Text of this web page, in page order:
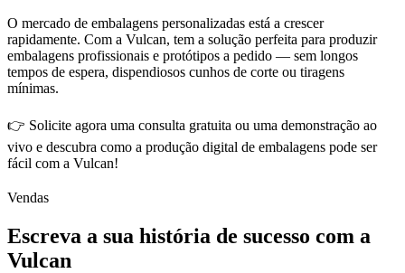
O mercado de embalagens personalizadas está a crescer
rapidamente. Com a Vulcan, tem a solução perfeita para produzir
embalagens profissionais e protótipos a pedido — sem longos
tempos de espera, dispendiosos cunhos de corte ou tiragens
mínimas.
👉 Solicite agora uma consulta gratuita ou uma demonstração ao
vivo e descubra como a produção digital de embalagens pode ser
fácil com a Vulcan!
Vendas
Escreva a sua história de sucesso com a
Vulcan